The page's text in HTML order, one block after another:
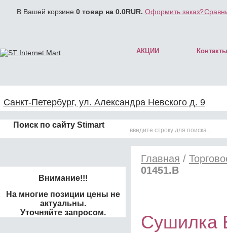
В Вашей корзине 0 товар на 0.0RUR. Оформить заказ?
АКЦИИ Контакты
Санкт-Петербург, ул. Александра Невского д. 9
Поиск по сайту Stimart
Внимание!!!
На многие позиции цены не
актуальны.
Уточняйте запросом.
Главная /
01451.B
Сушилка